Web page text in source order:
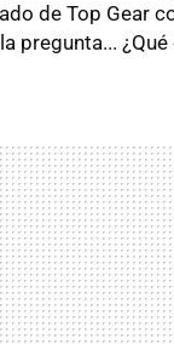
de Top Gear
pregunta...